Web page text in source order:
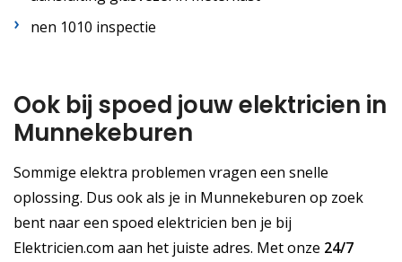
nen 1010 inspectie
Ook bij spoed jouw elektricien in
Munnekeburen
Sommige elektra problemen vragen een snelle
oplossing. Dus ook als je in Munnekeburen op zoek
bent naar een spoed elektricien ben je bij
Elektricien.com aan het juiste adres. Met onze 24/7